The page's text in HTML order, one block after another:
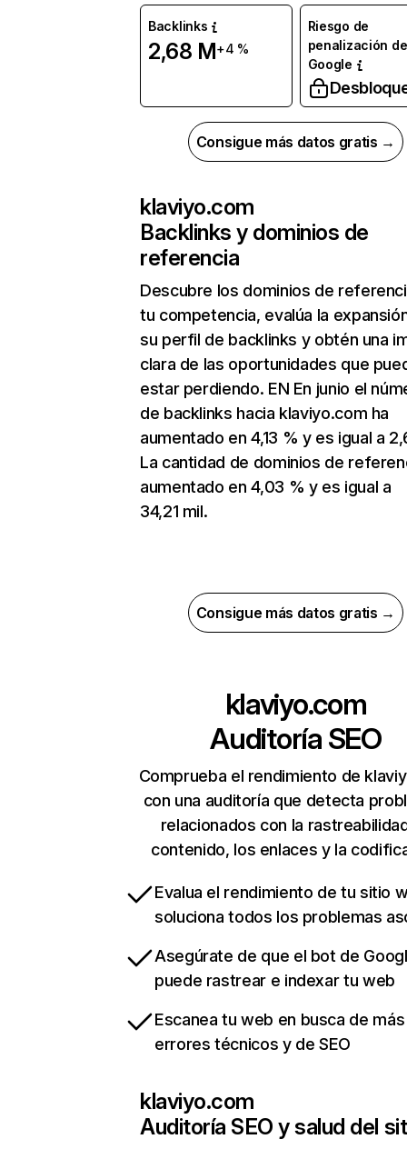
Backlinks
2,68 M+4 %
Riesgo de
penalización de
Google
Consigue más datos gratis →
klaviyo.com
Backlinks y dominios de
referencia
Descubre los dominios de
tu competencia, evalúa la
su perfil de backlinks y obtén una
clara de las oportunidades que
estar perdiendo. EN En junio el
de backlinks hacia klaviyo.com ha
aumentado en 4,13 % y es igual a
La cantidad de dominios de
aumentado en 4,03 % y es igual a
34,21 mil.
Consigue más datos gratis →
klaviyo.com
Auditoría SEO
Comprueba el rendimiento de
con una auditoría que detecta
relacionados con la
contenido, los enlaces y la
Evalua el rendimiento de tu sitio
soluciona todos los problemas
Asegúrate de que el bot de
puede rastrear e indexar tu web
Escanea tu web en busca de
errores técnicos y de SEO
klaviyo.com
Auditoría SEO y salud del